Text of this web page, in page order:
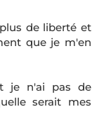
de liberté et
que je m'en
je n'ai pas de
serait mes